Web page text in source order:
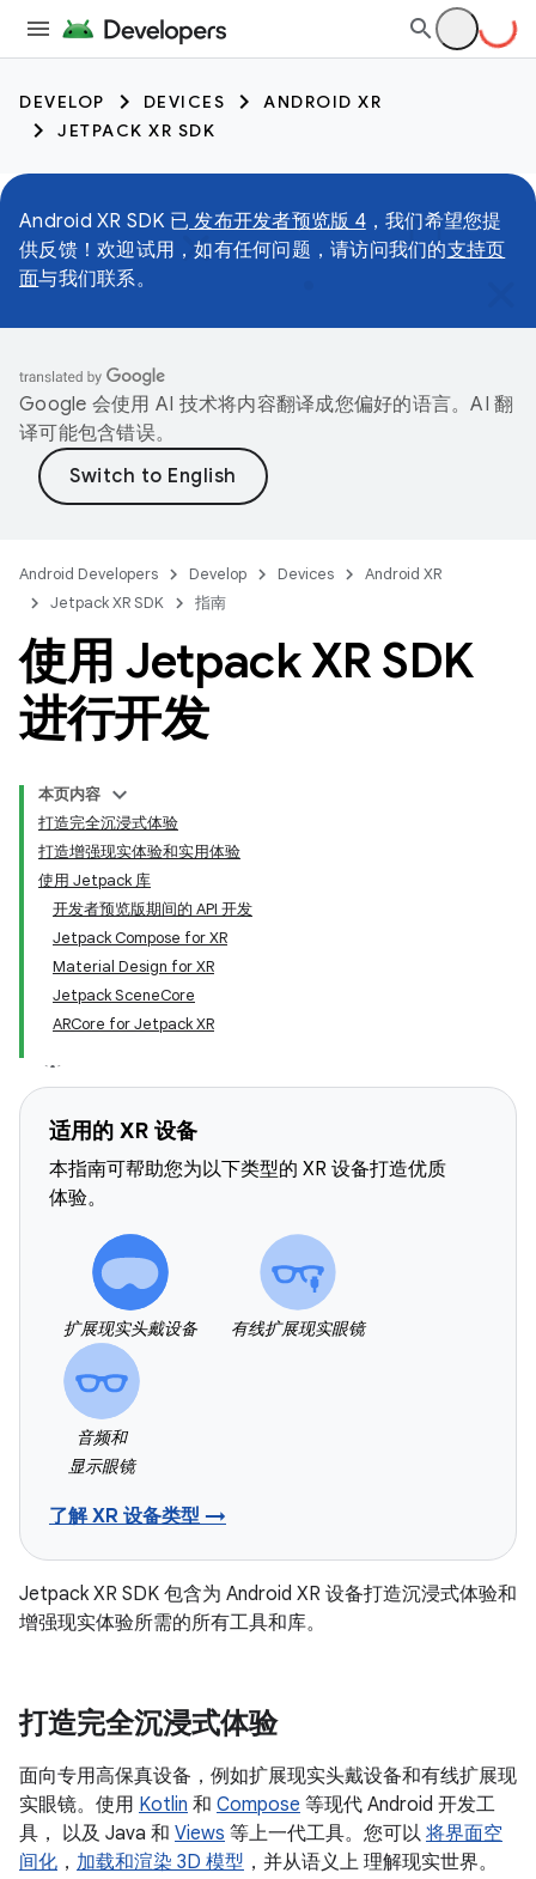
DEVELOP DEVICES
ANDROID XR
JETPACK XR SDK
Android XR SDK 已 发布开发者预览版 4，我们希望您提
供反馈！欢迎试用，如有任何问题，请访问我们的支持页
面与我们联系。
Google 会使用 AI 技术将内容翻译成您偏好的语言。AI 翻
译可能包含错误。
Android Developers Develop Devices
Android XR
Jetpack XR SDK
指南
使用 Jetpack XR SDK
进行开发
本页内容
打造完全沉浸式体验
打造增强现实体验和实用体验
使用 Jetpack 库
开发者预览版期间的 API 开发
Jetpack Compose for XR
Material Design for XR
Jetpack SceneCore
ARCore for Jetpack XR
适用的 XR 设备
本指南可帮助您为以下类型的 XR 设备打造优质
体验。
扩展现实头戴设备 有线扩展现实眼镜
音频和
显示眼镜
了解 XR 设备类型 →
Jetpack XR SDK 包含为 Android XR 设备打造沉浸式体验和
增强现实体验所需的所有工具和库。
打造完全沉浸式体验
面向专用高保真设备，例如扩展现实头戴设备和有线扩展现
实眼镜。使用 Kotlin 和 Compose 等现代 Android 开发工
具， 以及 Java 和 Views 等上一代工具。您可以 将界面空
间化 ， 加载和渲染 3D 模型 ，并从语义上 理解现实世界。